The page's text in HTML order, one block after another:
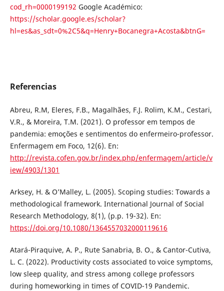
cod_rh=0000199192 Google Académico:
https://scholar.google.es/scholar?
hl=es&as_sdt=0%2C5&q=Henry+Bocanegra+Acosta&btnG=
Referencias
Abreu, R.M, Eleres, F.B., Magalhães, F.J. Rolim, K.M., Cestari,
V.R., & Moreira, T.M. (2021). O professor em tempos de
pandemia: emoções e sentimentos do enfermeiro-professor.
Enfermagem em Foco, 12(6). En:
http://revista.cofen.gov.br/index.php/enfermagem/article/v
iew/4903/1301
Arksey, H. & O’Malley, L. (2005). Scoping studies: Towards a
methodological framework. International Journal of Social
Research Methodology, 8(1), (p.p. 19-32). En:
https://doi.org/10.1080/1364557032000119616
Atará-Piraquive, A. P., Rute Sanabria, B. O., & Cantor-Cutiva,
L. C. (2022). Productivity costs associated to voice symptoms,
low sleep quality, and stress among college professors
during homeworking in times of COVID-19 Pandemic.